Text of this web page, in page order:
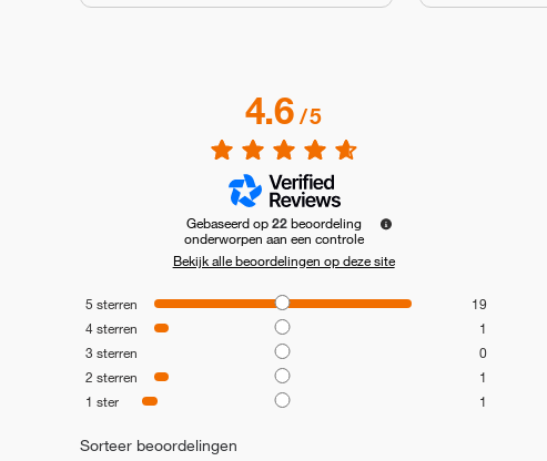
4.6/5
Gebaseerd op22 beoordeling
onderworpen aan een controle
Bekijk alle beoordelingen op deze site
5 sterren
19
4sterren
1
3 sterren
0
2 sterren
1
1 ster 1
Sorteer beoordelingen